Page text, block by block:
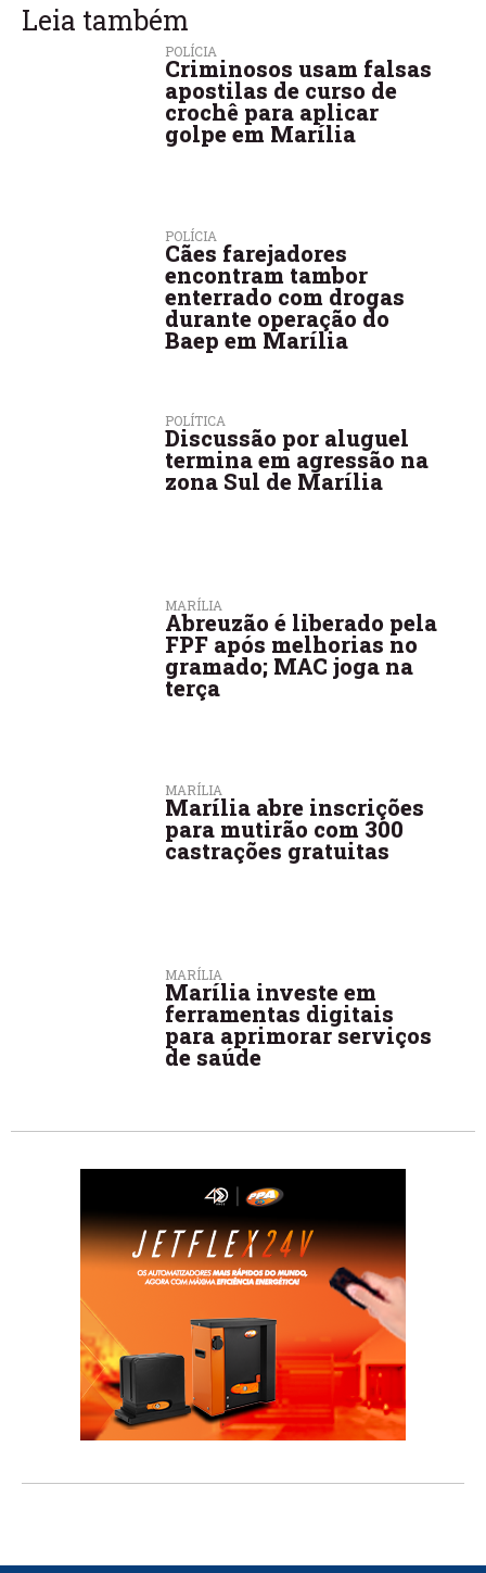
Leia também
POLÍCIA
Criminosos usam falsas
apostilas de curso de
crochê para aplicar
golpe em Marília
POLÍCIA
Cães farejadores
encontram tambor
enterrado com drogas
durante operação do
Baep em Marília
POLÍTICA
Discussão por aluguel
termina em agressão na
zona Sul de Marília
MARÍLIA
Abreuzão é liberado pela
FPF após melhorias no
gramado; MAC joga na
terça
MARÍLIA
Marília abre inscrições
para mutirão com 300
castrações gratuitas
MARÍLIA
Marília investe em
ferramentas digitais
para aprimorar serviços
de saúde